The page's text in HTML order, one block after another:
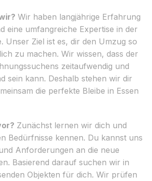
Wir haben langjährige Erfahrung
eine umfangreiche Expertise in der
Unser Ziel ist es, dir den Umzug so
zu machen. Wir wissen, dass der
zeitaufwendig und
sein kann. Deshalb stehen wir dir
die perfekte Bleibe in Essen
Zunächst lernen wir dich und
Bedürfnisse kennen. Du kannst uns
Anforderungen an die neue
Basierend darauf suchen wir in
Objekten für dich. Wir prüfen